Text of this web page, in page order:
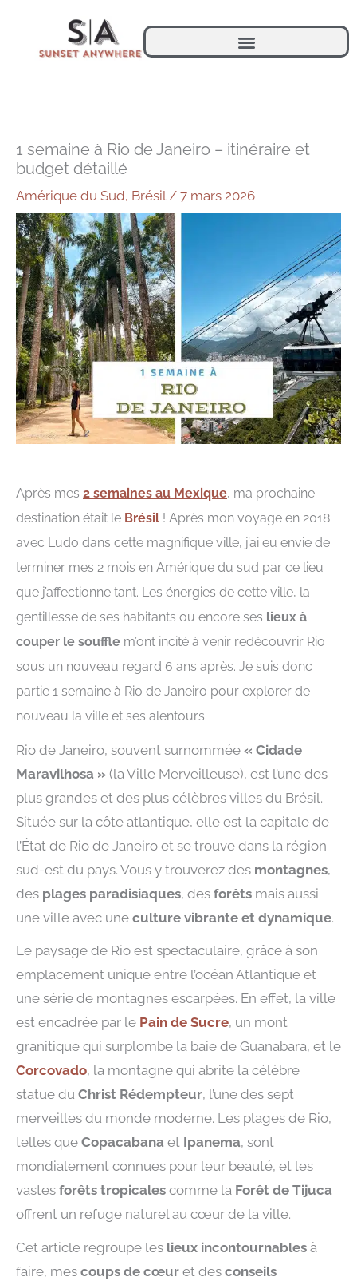
contenu
1 semaine à Rio de Janeiro – itinéraire et
budget détaillé
Amérique du Sud, Brésil / 7 mars 2026
Après mes 2 semaines au Mexique, ma prochaine
destination était le Brésil ! Après mon voyage en 2018
avec Ludo dans cette magnifique ville, j’ai eu envie de
terminer mes 2 mois en Amérique du sud par ce lieu
que j’affectionne tant. Les énergies de cette ville, la
gentillesse de ses habitants ou encore ses lieux à
couper le souffle m’ont incité à venir redécouvrir Rio
sous un nouveau regard 6 ans après. Je suis donc
partie 1 semaine à Rio de Janeiro pour explorer de
nouveau la ville et ses alentours.
Rio de Janeiro, souvent surnommée « Cidade
Maravilhosa » (la Ville Merveilleuse), est l’une des
plus grandes et des plus célèbres villes du Brésil.
Située sur la côte atlantique, elle est la capitale de
l’État de Rio de Janeiro et se trouve dans la région
sud-est du pays. Vous y trouverez des montagnes,
des plages paradisiaques, des forêts mais aussi
une ville avec une culture vibrante et dynamique.
Le paysage de Rio est spectaculaire, grâce à son
emplacement unique entre l’océan Atlantique et
une série de montagnes escarpées. En effet, la ville
est encadrée par le Pain de Sucre, un mont
granitique qui surplombe la baie de Guanabara, et le
Corcovado, la montagne qui abrite la célèbre
statue du Christ Rédempteur, l’une des sept
merveilles du monde moderne. Les plages de Rio,
telles que Copacabana et Ipanema, sont
mondialement connues pour leur beauté, et les
vastes forêts tropicales comme la Forêt de Tijuca
offrent un refuge naturel au cœur de la ville.
Cet article regroupe les lieux incontournables à
faire, mes coups de cœur et des conseils